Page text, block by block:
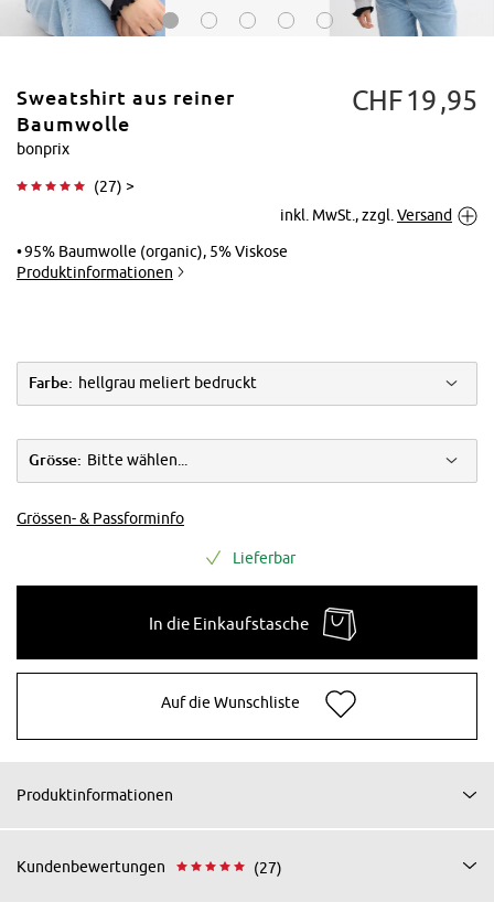
Vergrößern
Sweatshirt aus reiner
Baumwolle
bonprix
(27) >
CHF19 95
inkl. MwSt., zzgl. Versand
95% Baumwolle (organic), 5% Viskose
Produktinformationen
Farbe: hellgrau meliert bedruckt
Grösse: Bitte wählen...
Grössen- & Passforminfo
Lieferbar
In die Einkaufstasche
Auf die Wunschliste
Produktinformationen
Kundenbewertungen (27)